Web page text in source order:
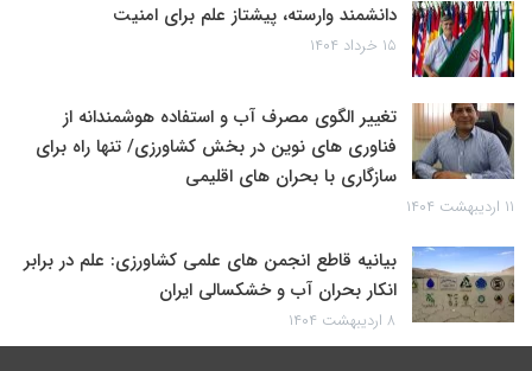
دانشمند وارسته، پیشتاز علم برای امنیت
۱۵ خرداد ۱۴۰۴
تغییر الگوی مصرف آب و استفاده هوشمندانه از
فناوری های نوین در بخش کشاورزی/ تنها راه برای
سازگاری با بحران های اقلیمی
۱۱ اردیبهشت ۱۴۰۴
بیانیه قاطع انجمن های علمی کشاورزی: علم در برابر
انکار بحران آب و خشکسالی ایران
۸ اردیبهشت ۱۴۰۴